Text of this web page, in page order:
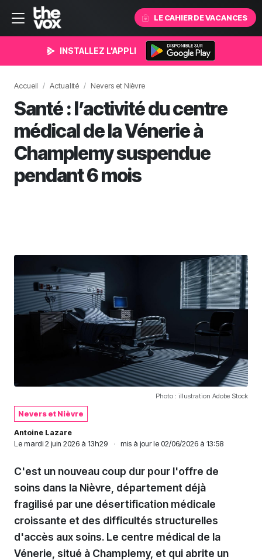
LE CAHIER DE VACANCES
INSTALLEZ L'APPLI
Accueil Actualité Nevers et Nièvre
Santé : l’activité du centre
médical de la Vénerie à
Champlemy suspendue
pendant 6 mois
Photo : illustration Adobe Stock
Nevers et Nièvre
Antoine Lazare
Le mardi 2 juin 2026 à 13h29 · mis à jour le 02/06/2026 à 13:58
C'est un nouveau coup dur pour l'offre de
soins dans la Nièvre, département déjà
fragilisé par une désertification médicale
croissante et des difficultés structurelles
d'accès aux soins. Le centre médical de la
Vénerie, situé à Champlemy, et qui abrite un